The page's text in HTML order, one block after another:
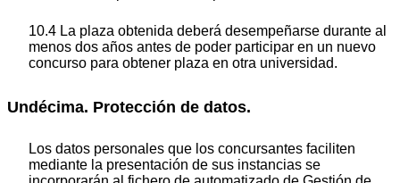
10.4 La plaza obtenida deberá desempeñarse durante al
menos dos años antes de poder participar en un nuevo
concurso para obtener plaza en otra universidad.
Undécima. Protección de datos.
Los datos personales que los concursantes faciliten
mediante la presentación de sus instancias se